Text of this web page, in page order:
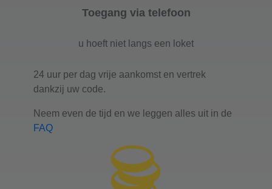
Toegang via telefoon
u hoeft niet langs een loket
24 uur per dag vrije aankomst en vertrek
dankzij uw code.
Neem even de tijd en we leggen alles uit in de
FAQ